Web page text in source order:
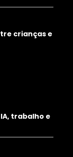
crianças e
trabalho e